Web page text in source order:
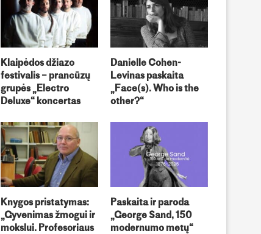
Klaipėdos džiazo
festivalis – prancūzų
grupės „Electro
Deluxe“ koncertas
Danielle Cohen-
Levinas paskaita
„Face(s). Who is the
other?“
Knygos pristatymas:
„Gyvenimas žmogui ir
mokslui. Profesoriaus
Paskaita ir paroda
„George Sand, 150
modernumo metų“